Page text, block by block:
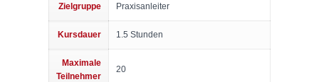
Zielgruppe Praxisanleiter
Kursdauer 1.5 Stunden
Maximale
Teilnehmer
20